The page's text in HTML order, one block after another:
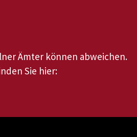
Ämter können abweichen.
Sie hier: